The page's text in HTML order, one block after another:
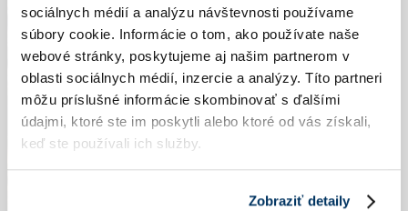
sociálnych médií a analýzu návštevnosti používame
súbory cookie. Informácie o tom, ako používate naše
webové stránky, poskytujeme aj našim partnerom v
oblasti sociálnych médií, inzercie a analýzy. Títo partneri
môžu príslušné informácie skombinovať s ďalšími
údajmi, ktoré ste im poskytli alebo ktoré od vás získali,
keď ste používali ich služby.
Zobraziť detaily